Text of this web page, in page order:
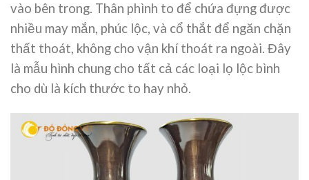
vào bên trong. Thân phình to để chứa đựng được
nhiều may mắn, phúc lộc, và cổ thắt để ngăn chặn
thất thoát, không cho vận khí thoát ra ngoài. Đây
là mẫu hình chung cho tất cả các loại lọ lộc bình
cho dù là kích thước to hay nhỏ.